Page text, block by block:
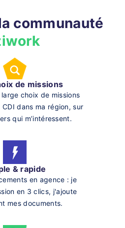
communauté
de missions
large choix de missions
CDI dans ma région, sur
qui m’intéressent.
& rapide
en agence : je
en 3 clics, j'ajoute
mes documents.